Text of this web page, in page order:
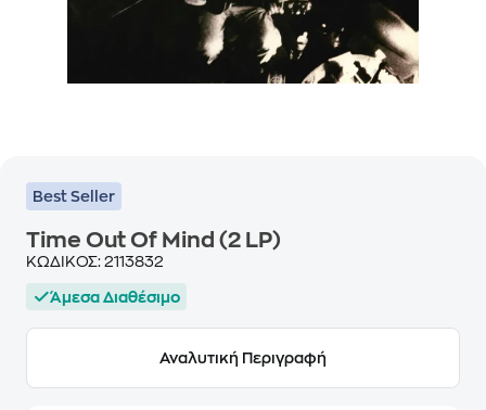
Best Seller
Time Out Of Mind (2 LP)
ΚΩΔΙΚΟΣ: 2113832
Άμεσα Διαθέσιμο
Αναλυτική Περιγραφή